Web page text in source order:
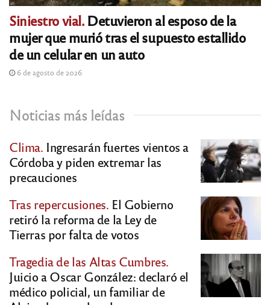
Siniestro vial.Detuvieron al esposo de la
mujer que murió tras el supuesto estallido
de un celular en un auto
6 de agosto de 2026
Noticias más leídas
Clima. Ingresarán fuertes vientos a
Córdoba y piden extremar las
precauciones
Tras repercusiones. El Gobierno
retiró la reforma de la Ley de
Tierras por falta de votos
Tragedia de las Altas Cumbres.
Juicio a Oscar González: declaró el
médico policial, un familiar de